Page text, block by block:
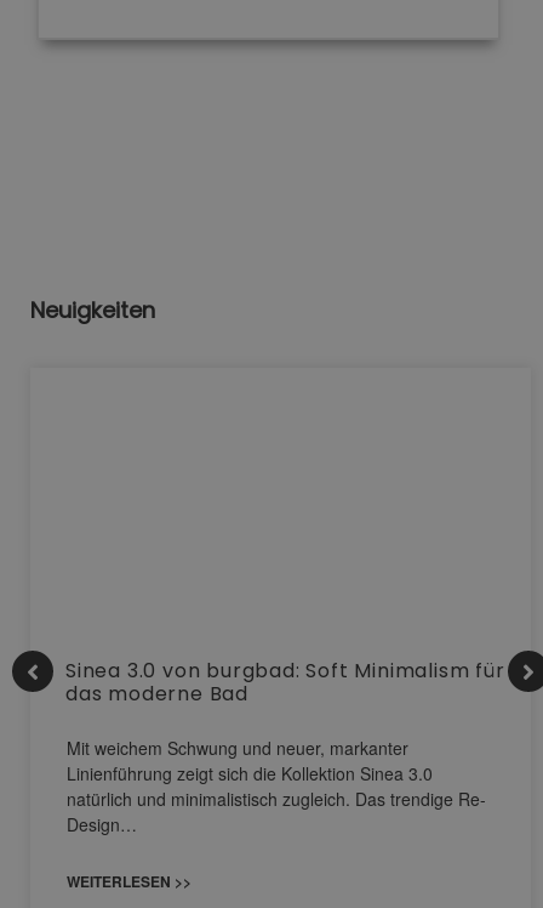
Neuigkeiten
Sinea 3.0 von burgbad: Soft Minimalism für
das moderne Bad
Mit weichem Schwung und neuer, markanter
Linienführung zeigt sich die Kollektion Sinea 3.0
natürlich und minimalistisch zugleich. Das trendige Re-
Design…
WEITERLESEN >>